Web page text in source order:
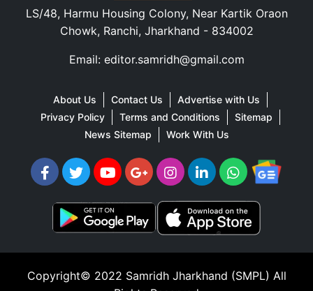
LS/48, Harmu Housing Colony, Near Kartik Oraon
Chowk, Ranchi, Jharkhand - 834002
Email: editor.samridh@gmail.com
About Us Contact Us
Advertise with Us
Privacy Policy
Terms and Conditions
Sitemap
News Sitemap
Work With Us
Copyright© 2022 Samridh Jharkhand (SMPL) All